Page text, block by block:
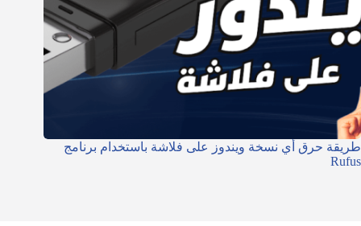
طريقة حرق أي نسخة ويندوز على فلاشة باستخدام برنامج
Rufus